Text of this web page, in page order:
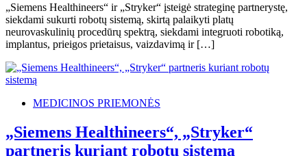
„Siemens Healthineers“ ir „Stryker“ įsteigė strateginę partnerystę,
siekdami sukurti robotų sistemą, skirtą palaikyti platų
neurovaskulinių procedūrų spektrą, siekdami integruoti robotiką,
implantus, prieigos prietaisus, vaizdavimą ir […]
MEDICINOS PRIEMONĖS
„Siemens Healthineers“, „Stryker“
partneris kuriant robotų sistemą